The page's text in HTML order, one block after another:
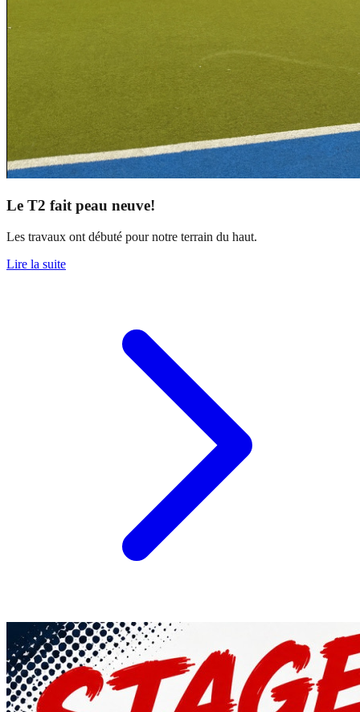
Le T2 fait peau neuve!
Les travaux ont débuté pour notre terrain du haut.
Lire la suite